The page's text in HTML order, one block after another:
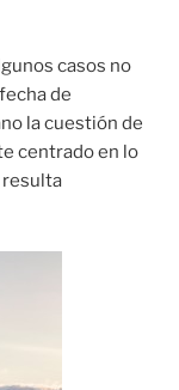
casos no
de
la cuestión de
centrado en lo